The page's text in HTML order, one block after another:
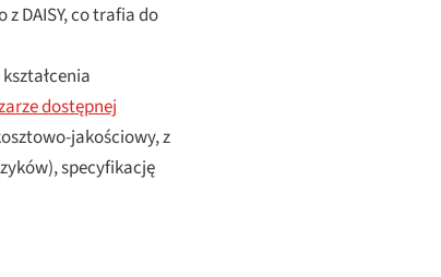
DAISY, co trafia do
dostępnej
jakościowy, z
specyfikację